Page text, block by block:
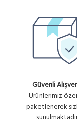
Güvenli
Ürünlerimiz
paketlenerek